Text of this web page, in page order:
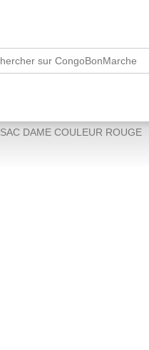
SAC DAME COULEUR ROUGE